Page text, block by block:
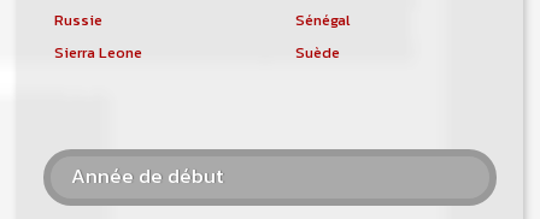
Russie
Sénégal
Sierra Leone
Suède
Année de début